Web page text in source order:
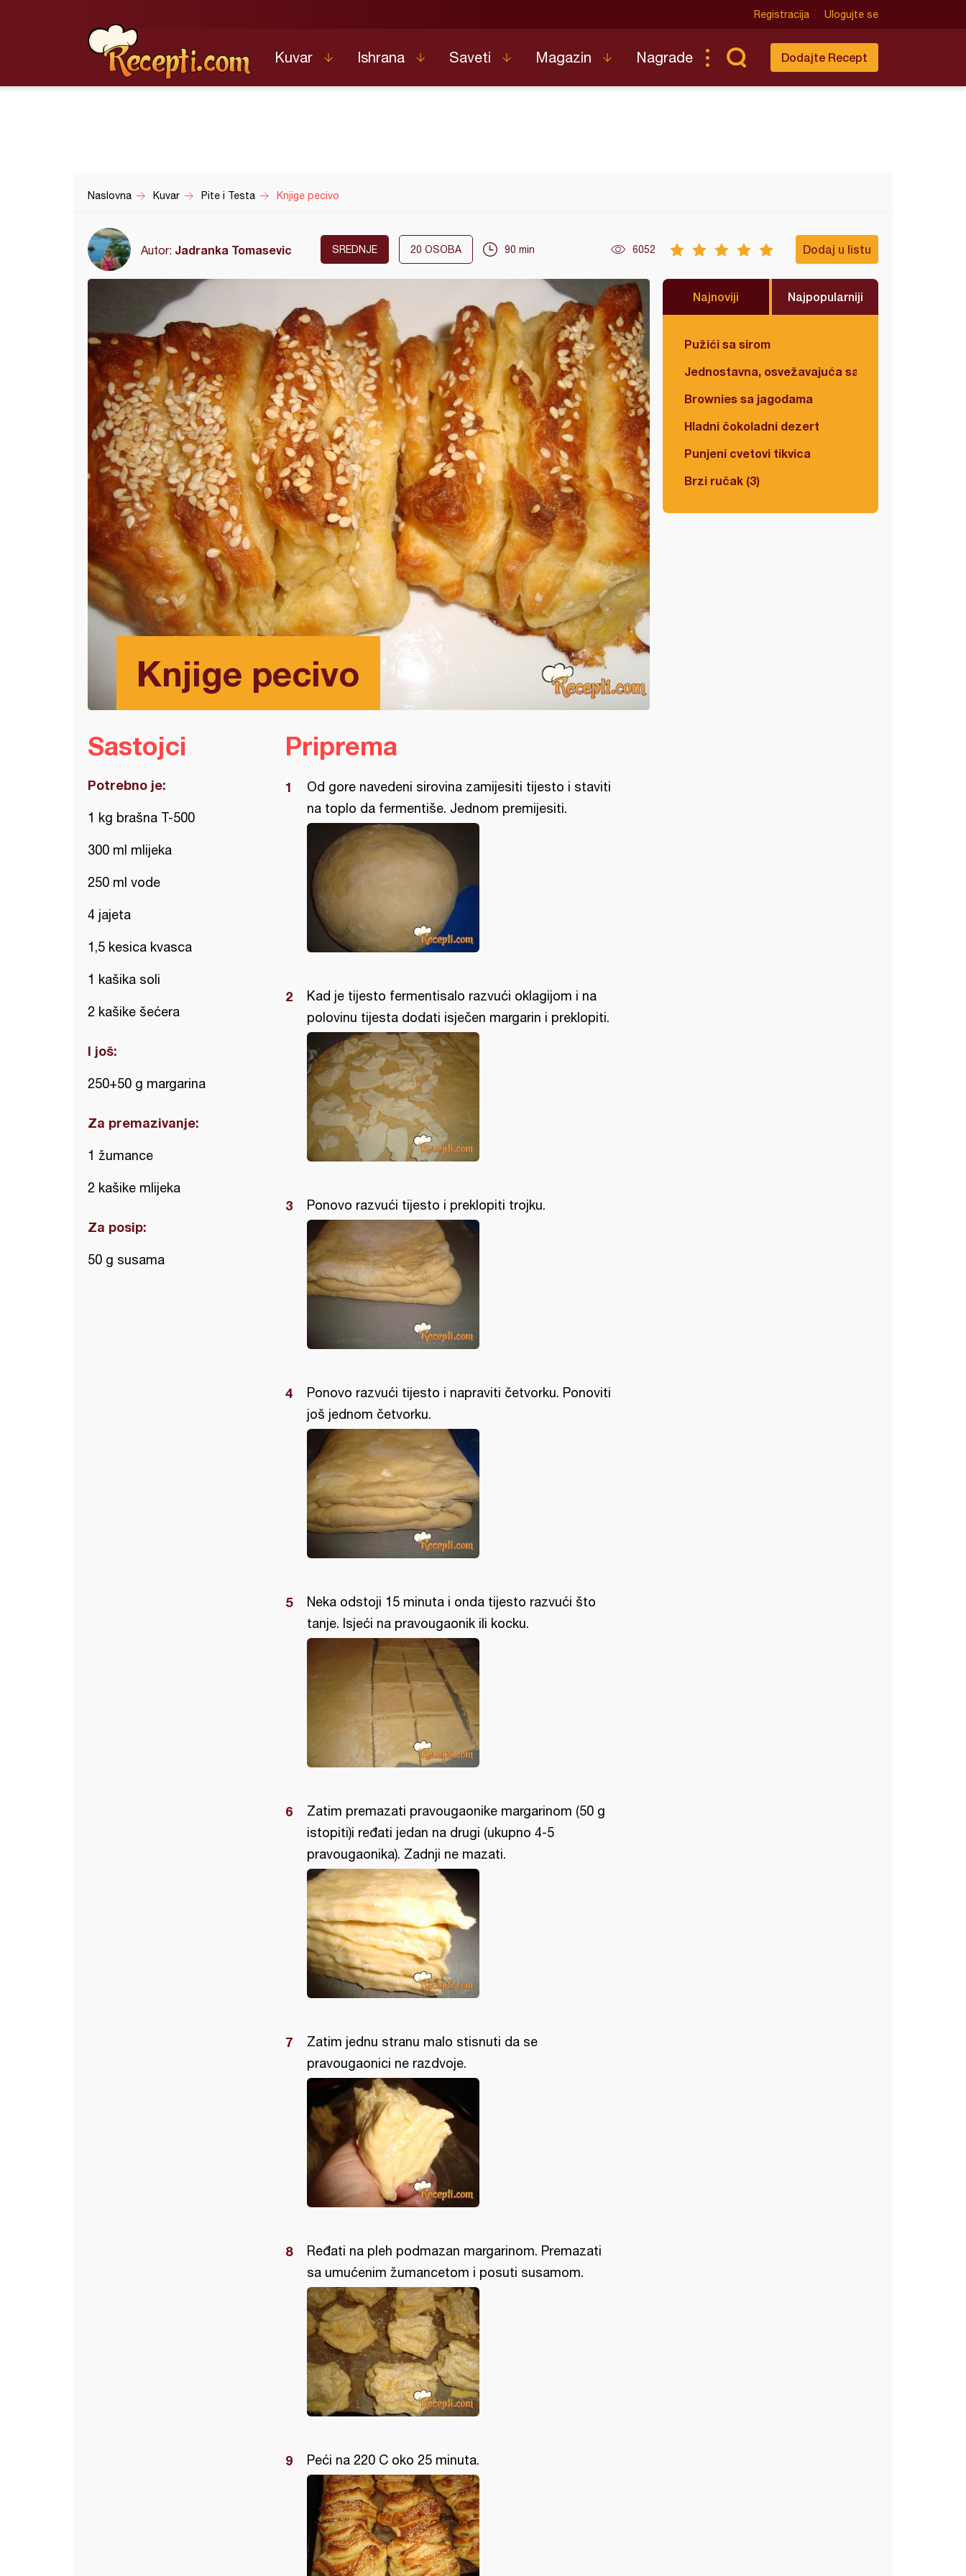
Registracija Ulogujte se
Kuvar Ishrana Saveti Magazin Nagrade Dodajte Recept
Naslovna Kuvar Pite i Testa Knjige pecivo
Autor: Jadranka Tomasevic SREDNJE 20 OSOBA 90 min 6052 Dodaj u listu
Knjige pecivo
Najnoviji Najpopularniji
Pužići sa sirom
Jednostavna, osvežavajuća salata
Brownies sa jagodama
Hladni čokoladni dezert
Punjeni cvetovi tikvica
Brzi ručak (3)
Sastojci
Potrebno je:
1 kg brašna T-500
300 ml mlijeka
250 ml vode
4 jajeta
1,5 kesica kvasca
1 kašika soli
2 kašike šećera
I još:
250+50 g margarina
Za premazivanje:
1 žumance
2 kašike mlijeka
Za posip:
50 g susama
Priprema
Od gore navedeni sirovina zamijesiti tijesto i staviti
na toplo da fermentiše. Jednom premijesiti.
Kad je tijesto fermentisalo razvući oklagijom i na
polovinu tijesta dodati isječen margarin i preklopiti.
Ponovo razvući tijesto i preklopiti trojku.
Ponovo razvući tijesto i napraviti četvorku. Ponoviti
još jednom četvorku.
Neka odstoji 15 minuta i onda tijesto razvući što
tanje. Isjeći na pravougaonik ili kocku.
Zatim premazati pravougaonike margarinom (50 g
istopiti)i ređati jedan na drugi (ukupno 4-5
pravougaonika). Zadnji ne mazati.
Zatim jednu stranu malo stisnuti da se
pravougaonici ne razdvoje.
Ređati na pleh podmazan margarinom. Premazati
sa umućenim žumancetom i posuti susamom.
Peći na 220 C oko 25 minuta.